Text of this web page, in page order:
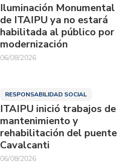
Iluminación Monumental
de ITAIPU ya no estará
habilitada al público por
modernización
06/08/2026
RESPONSABILIDAD SOCIAL
ITAIPU inició trabajos de
mantenimiento y
rehabilitación del puente
Cavalcanti
06/08/2026